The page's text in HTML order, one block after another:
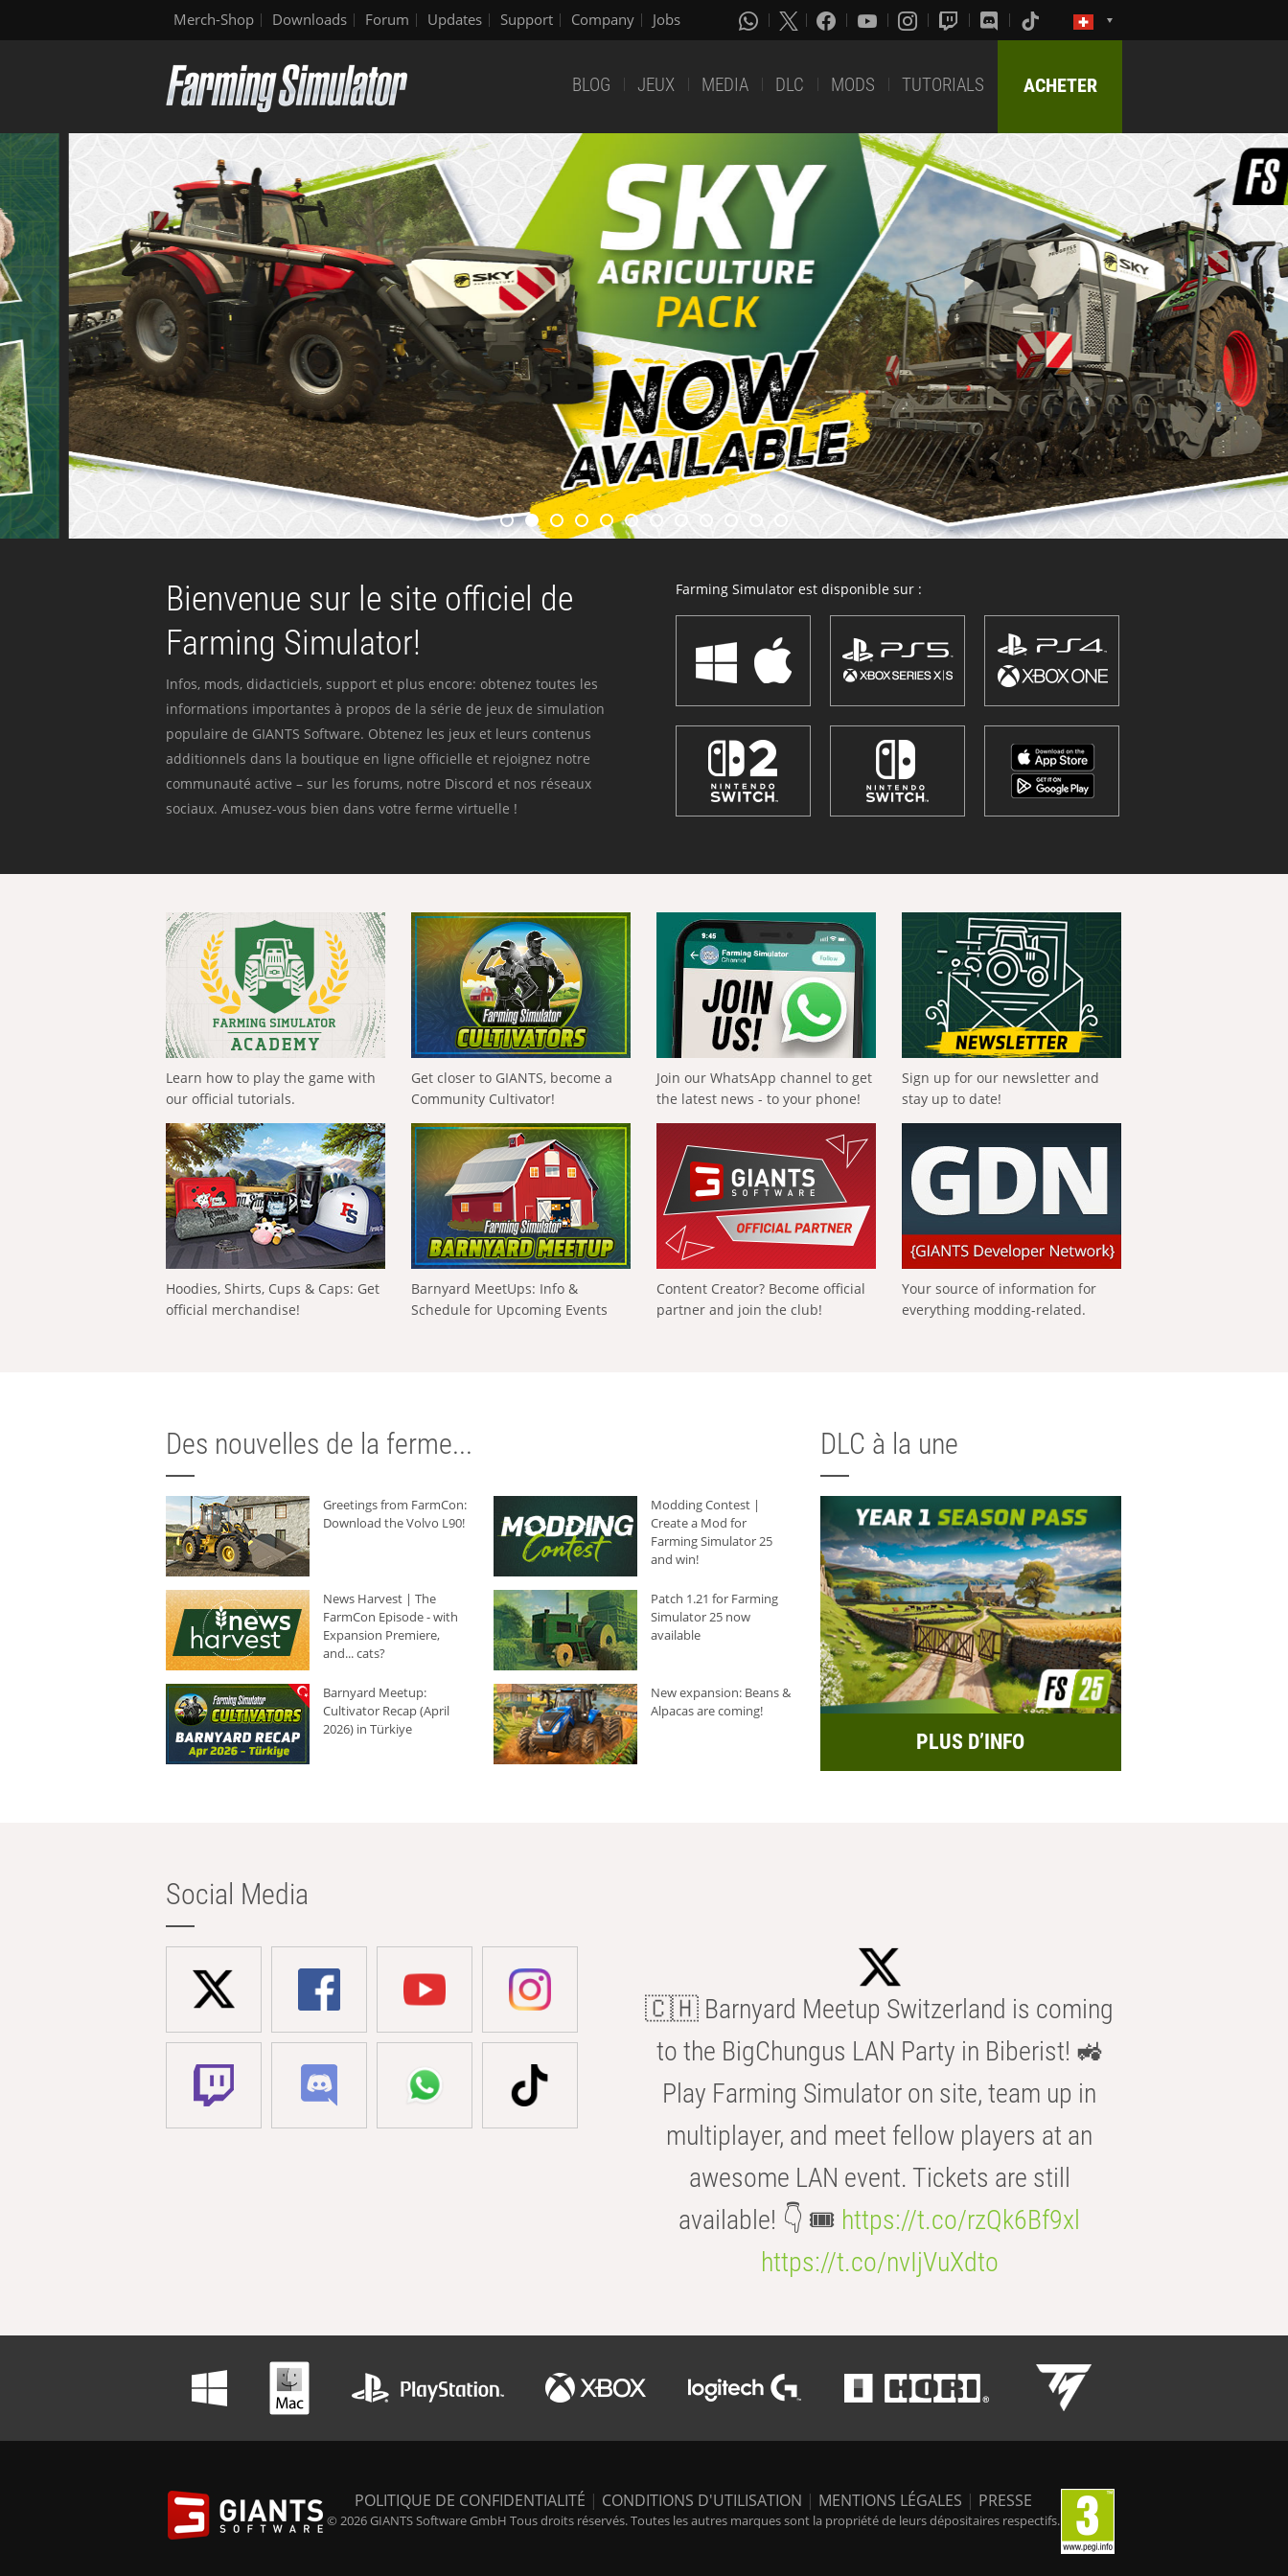
Merch-Shop Downloads Forum Updates Support Company Jobs
BLOG JEUX MEDIA DLC MODS TUTORIALS ACHETER
Bienvenue sur le site officiel de
Farming Simulator!
Infos, mods, didacticiels, support et plus encore: obtenez toutes les
informations importantes à propos de la série de jeux de simulation
populaire de GIANTS Software. Obtenez les jeux et leurs contenus
additionnels dans la boutique en ligne officielle et rejoignez notre
communauté active – sur les forums, notre Discord et nos réseaux
sociaux. Amusez-vous bien dans votre ferme virtuelle !
Farming Simulator est disponible sur :
Learn how to play the game with
our official tutorials.
Get closer to GIANTS, become a
Community Cultivator!
Join our WhatsApp channel to get
the latest news - to your phone!
Sign up for our newsletter and
stay up to date!
Hoodies, Shirts, Cups & Caps: Get
official merchandise!
Barnyard MeetUps: Info &
Schedule for Upcoming Events
Content Creator? Become official
partner and join the club!
Your source of information for
everything modding-related.
Des nouvelles de la ferme...
Greetings from FarmCon:
Download the Volvo L90!
Modding Contest |
Create a Mod for
Farming Simulator 25
and win!
News Harvest | The
FarmCon Episode - with
Expansion Premiere,
and... cats?
Patch 1.21 for Farming
Simulator 25 now
available
Barnyard Meetup:
Cultivator Recap (April
2026) in Türkiye
New expansion: Beans &
Alpacas are coming!
DLC à la une
PLUS D’INFO
Social Media
🇨🇭 Barnyard Meetup Switzerland is coming
to the BigChungus LAN Party in Biberist! 🚜
Play Farming Simulator on site, team up in
multiplayer, and meet fellow players at an
awesome LAN event. Tickets are still
available! 👇 🎟️ https://t.co/rzQk6Bf9xl
https://t.co/nvIjVuXdto
POLITIQUE DE CONFIDENTIALITÉ | CONDITIONS D'UTILISATION | MENTIONS LÉGALES | PRESSE
© 2026 GIANTS Software GmbH Tous droits réservés. Toutes les autres marques sont la propriété de leurs dépositaires respectifs.